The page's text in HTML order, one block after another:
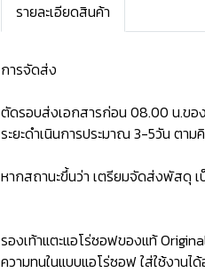
รายละเอียดสินค้า
การจัดส่ง
ตัดรอบส่งเอกสารก่อน 08.00 น.ขอ
ระยะดำเนินการประมาณ 3-5วัน ตา
หากสถานะขึ้นว่า เตรียมจัดส่งพัสดุ
รองเท้าแตะแอโร่ซอฟของแท้
ความทนในแบบแอโร่ซอฟ ใส่ใช้งานไ